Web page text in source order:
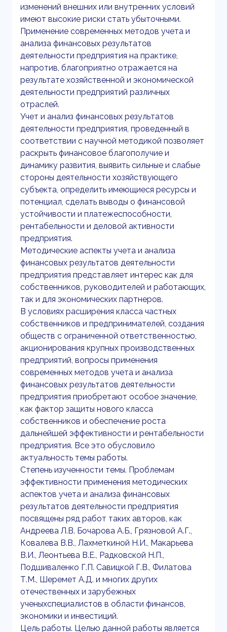
изменений внешних или внутренних условий
имеют высокие риски стать убыточными.
Применение современных методов учета и
анализа финансовых результатов
деятельности предприятия на практике,
напротив, благоприятно отражается на
результате хозяйственной и экономической
деятельности предприятий различных
отраслей.
Учет и анализ финансовых результатов
деятельности предприятия, проведенный в
соответствии с научной методикой позволяет
раскрыть финансовое благополучие и
динамику развития, выявить сильные и слабые
стороны деятельности хозяйствующего
субъекта, определить имеющиеся ресурсы и
потенциал, сделать выводы о финансовой
устойчивости и платежеспособности,
рентабельности и деловой активности
предприятия.
Методические аспекты учета и анализа
финансовых результатов деятельности
предприятия представляет интерес как для
собственников, руководителей и работающих,
так и для экономических партнеров.
В условиях расширения класса частных
собственников и предпринимателей, создания
обществ с ограниченной ответственностью,
акционирования крупных производственных
предприятий, вопросы применения
современных методов учета и анализа
финансовых результатов деятельности
предприятия приобретают особое значение,
как фактор защиты нового класса
собственников и обеспечение роста
дальнейшей эффективности и рентабельности
предприятия. Все это обусловило
актуальность темы работы.
Степень изученности темы. Проблемам
эффективности применения методических
аспектов учета и анализа финансовых
результатов деятельности предприятия
посвящены ряд работ таких авторов, как
Андреева Л.В. Бочарова А.Б., Грязновой А.Г.,
Ковалева В.В., Лахметкиной Н.И., Макарьева
В.И., Леонтьева В.Е., Радковской Н.П.,
Подшиваленко Г.П. Савицкой Г.В., Филатова
Т.М., Шеремет А.Д. и многих других
отечественных и зарубежных
ученыхспециалистов в области финансов,
экономики и инвестиций.
Цель работы. Целью данной работы является